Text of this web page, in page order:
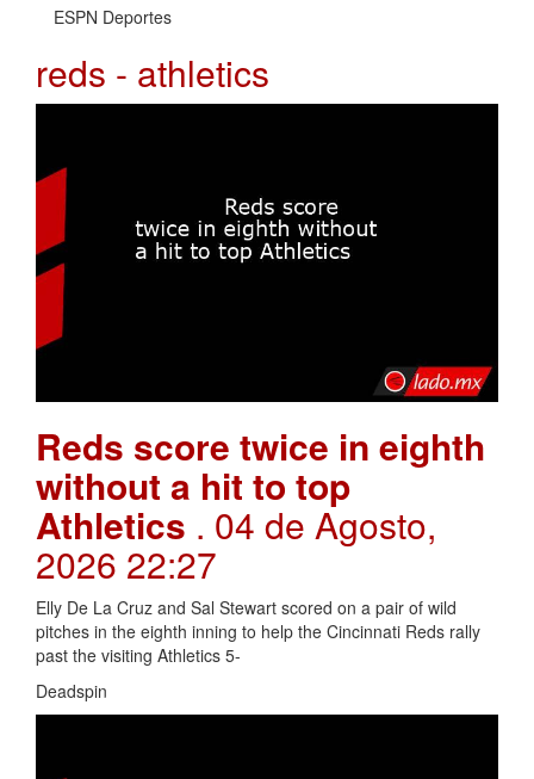
ESPN Deportes
reds - athletics
Reds score twice in eighth
without a hit to top
Athletics . 04 de Agosto,
2026 22:27
Elly De La Cruz and Sal Stewart scored on a pair of wild
pitches in the eighth inning to help the Cincinnati Reds rally
past the visiting Athletics 5-
Deadspin